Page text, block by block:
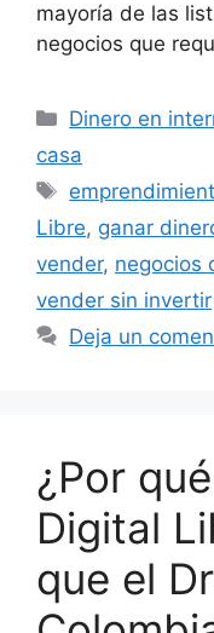
mayoría de las
negocios que
Categorías
Dinero en
casa
Etiquetas
Libre, ganar
vender, negocios
vender sin invertir
Deja un
¿Por
Digital
que el